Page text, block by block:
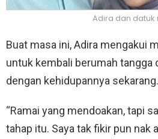
Adira dan datuk
Buat masa ini, Adira mengakui
untuk kembali berumah tangga
dengan kehidupannya sekarang.
“Ramai yang mendoakan, tapi
tahap itu. Saya tak fikir pun nak